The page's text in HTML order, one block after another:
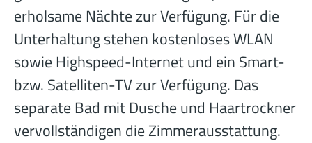
erholsame Nächte zur Verfügung. Für die
Unterhaltung stehen kostenloses WLAN
sowie Highspeed-Internet und ein Smart-
bzw. Satelliten-TV zur Verfügung. Das
separate Bad mit Dusche und Haartrockner
vervollständigen die Zimmerausstattung.